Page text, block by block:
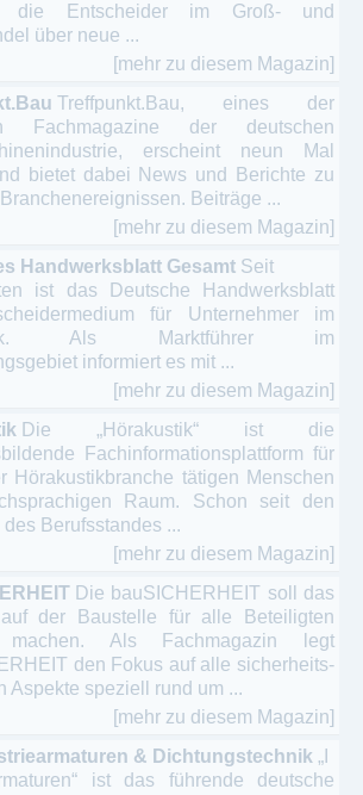
die Entscheider im Groß- und
über neue ...
[mehr zu diesem Magazin]
Treffpunkt.Bau, eines der
Fachmagazine der deutschen
erscheint neun Mal
bietet dabei News und Berichte zu
Beiträge ...
[mehr zu diesem Magazin]
Handwerksblatt Gesamt Seit
ist das Deutsche Handwerksblatt
für Unternehmer im
Als Marktführer im
informiert es mit ...
[mehr zu diesem Magazin]
Die „Hörakustik“ ist die
Fachinformationsplattform für
Hörakustikbranche tätigen Menschen
Raum. Schon seit den
Berufsstandes ...
[mehr zu diesem Magazin]
Die bauSICHERHEIT soll das
der Baustelle für alle Beteiligten
machen. Als Fachmagazin legt
den Fokus auf alle sicherheits­
Aspekte speziell rund um ...
[mehr zu diesem Magazin]
& Dichtungstechnik „I
ist das führende deutsche